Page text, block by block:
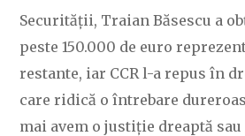
Securității, Traian Băsescu a
peste 150.000 de euro
restante, iar CCR l-a repus în
care ridică o întrebare
mai avem o justiție dreaptă sau